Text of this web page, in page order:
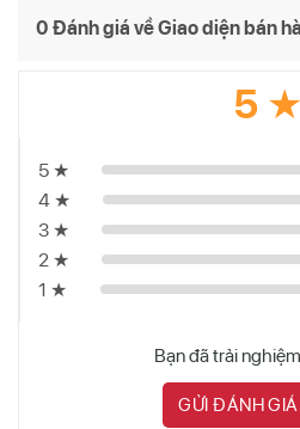
0 Đánh giá về Giao diện bán
5 ★
5 ★
4 ★
3 ★
2 ★
1 ★
Bạn đã trải
GỬI ĐÁNH